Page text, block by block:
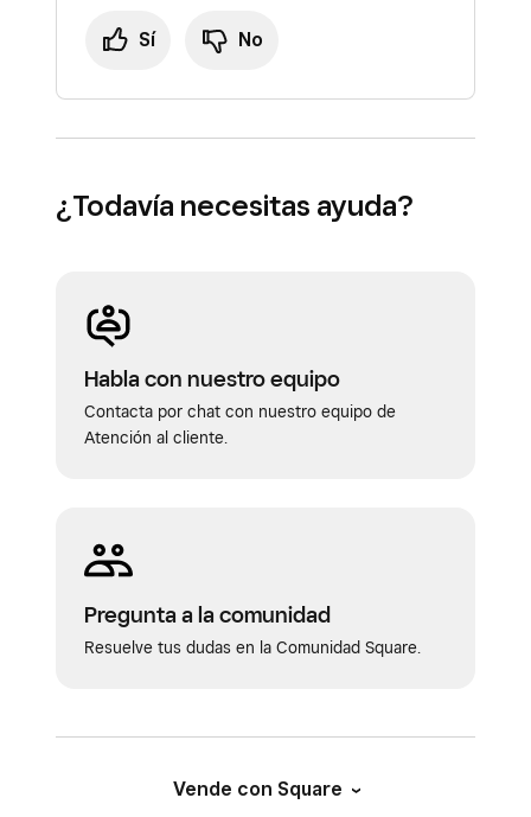
Sí No
¿Todavía necesitas ayuda?
Habla con nuestro equipo
Contacta por chat con nuestro equipo de
Atención al cliente.
Pregunta a la comunidad
Resuelve tus dudas en la Comunidad Square.
Vende con Square